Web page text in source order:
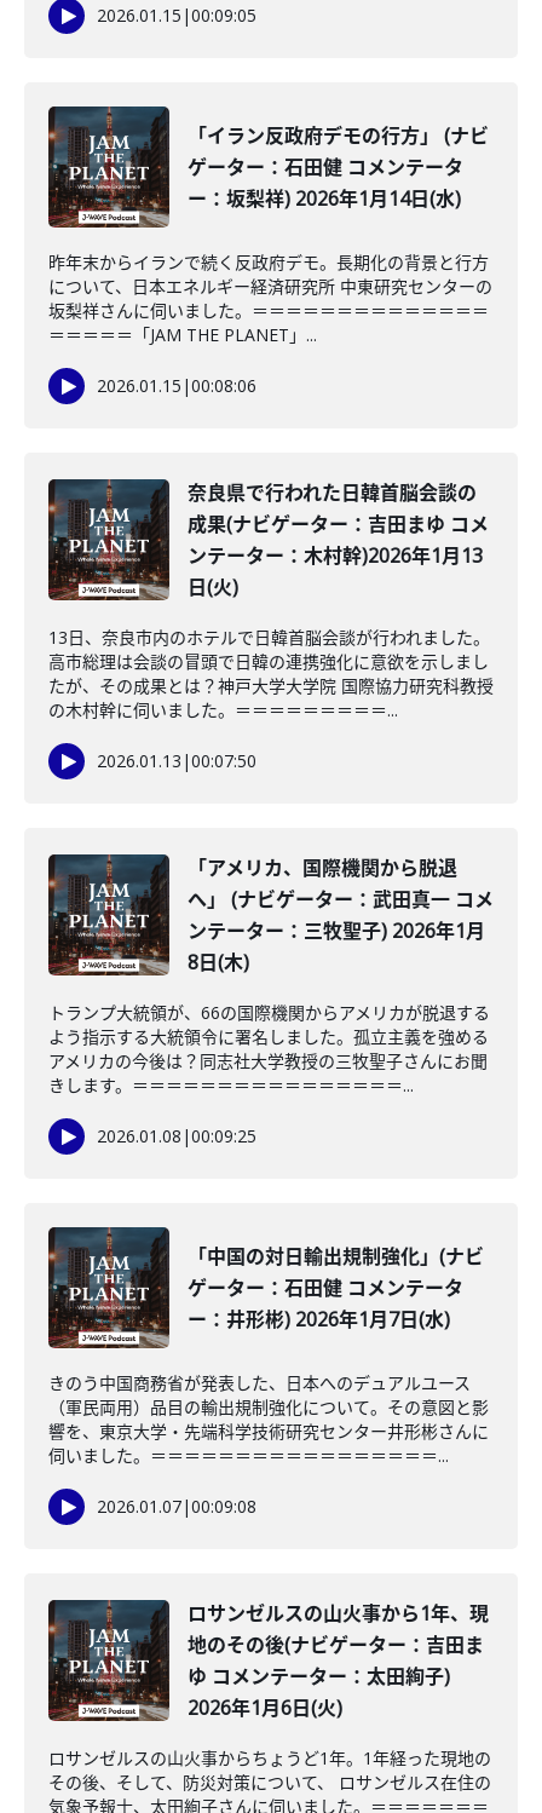
2026.01.15 |00:09:05
「イラン反政府デモの行方」 (ナビ
ゲーター：石田健 コメンテータ
ー：坂梨祥) 2026年1月14日(水)
昨年末からイランで続く反政府デモ。長期化の背景と行方
について、日本エネルギー経済研究所 中東研究センターの
坂梨祥さんに伺いました。＝＝＝＝＝＝＝＝＝＝＝＝＝＝
＝＝＝＝＝「JAM THE PLANET」...
2026.01.15 |00:08:06
奈良県で行われた日韓首脳会談の
成果(ナビゲーター：吉田まゆ コメ
ンテーター：木村幹)2026年1月13
日(火)
13日、奈良市内のホテルで日韓首脳会談が行われました。
高市総理は会談の冒頭で日韓の連携強化に意欲を示しまし
たが、その成果とは？神戸大学大学院 国際協力研究科教授
の木村幹に伺いました。＝＝＝＝＝＝＝＝＝...
2026.01.13 |00:07:50
「アメリカ、国際機関から脱退
へ」 (ナビゲーター：武田真一 コメ
ンテーター：三牧聖子) 2026年1月
8日(木)
トランプ大統領が、66の国際機関からアメリカが脱退する
よう指示する大統領令に署名しました。孤立主義を強める
アメリカの今後は？同志社大学教授の三牧聖子さんにお聞
きします。＝＝＝＝＝＝＝＝＝＝＝＝＝＝＝＝...
2026.01.08 |00:09:25
「中国の対日輸出規制強化」(ナビ
ゲーター：石田健 コメンテータ
ー：井形彬) 2026年1月7日(水)
きのう中国商務省が発表した、日本へのデュアルユース
（軍民両用）品目の輸出規制強化について。その意図と影
響を、東京大学・先端科学技術研究センター井形彬さんに
伺いました。＝＝＝＝＝＝＝＝＝＝＝＝＝＝＝＝＝...
2026.01.07|00:09:08
ロサンゼルスの山火事から1年、現
地のその後(ナビゲーター：吉田ま
ゆ コメンテーター：太田絢子)
2026年1月6日(火)
ロサンゼルスの山火事からちょうど1年。1年経った現地の
その後、そして、防災対策について、 ロサンゼルス在住の
気象予報士、太田絢子さんに伺いました。＝＝＝＝＝＝＝